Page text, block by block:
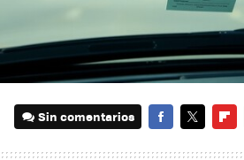
Sin comentarios